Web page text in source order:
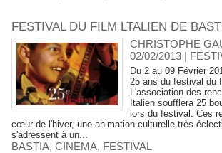
FESTIVAL DU FILM LTALIEN DE
CHRISTOPHE
02/02/2013 |
Du 2 au 09 Février
25 ans du festival du
L'association des
Italien soufflera 25
lors du festival. Ces
cœur de l'hiver, une animation culturelle très
s'adressent à un...
BASTIA, CINEMA, FESTIVAL